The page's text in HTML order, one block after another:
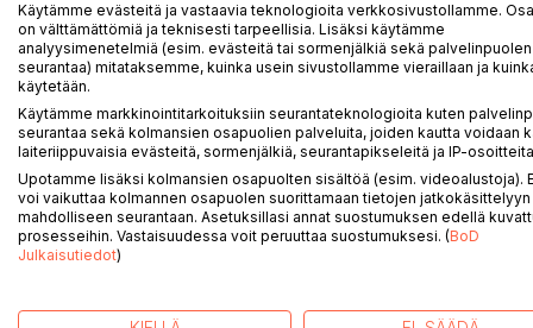
KUVAUS
lähettänyt postitse aina yhden sadun kaukana
joulusadut. Ne ovat tyyliltään perinteisiä,
lapset ja nuori, kaunis prinsessa. Mukaan
päättyvät aina onnellisesti.
Satuja elävöittävät kauttaaltaan tunnelmalliset,
KIRJAILIJA
Käytämme evästeitä ja vastaavia teknologioita verkkosivustollamme.
on välttämättömiä ja teknisesti tarpeellisia. Lisäksi käytämme
analyysimenetelmiä (esim. evästeitä tai sormenjälkiä sekä palvelinpuolen
seurantaa) mitataksemme, kuinka usein sivustollamme vieraillaan ja
käytetään.
Käytämme markkinointitarkoituksiin seurantateknologioita kuten
seurantaa sekä kolmansien osapuolien palveluita, joiden kautta voidaan
laiteriippuvaisia evästeitä, sormenjälkiä, seurantapikseleitä ja IP-
Upotamme lisäksi kolmansien osapuolten sisältöä (esim. videoalustoja).
voi vaikuttaa kolmannen osapuolen suorittamaan tietojen jatkokäsittelyyn
mahdolliseen seurantaan. Asetuksillasi annat suostumuksen edellä
prosesseihin. Vastaisuudessa voit peruuttaa suostumuksesi. (BoD
Julkaisutiedot)